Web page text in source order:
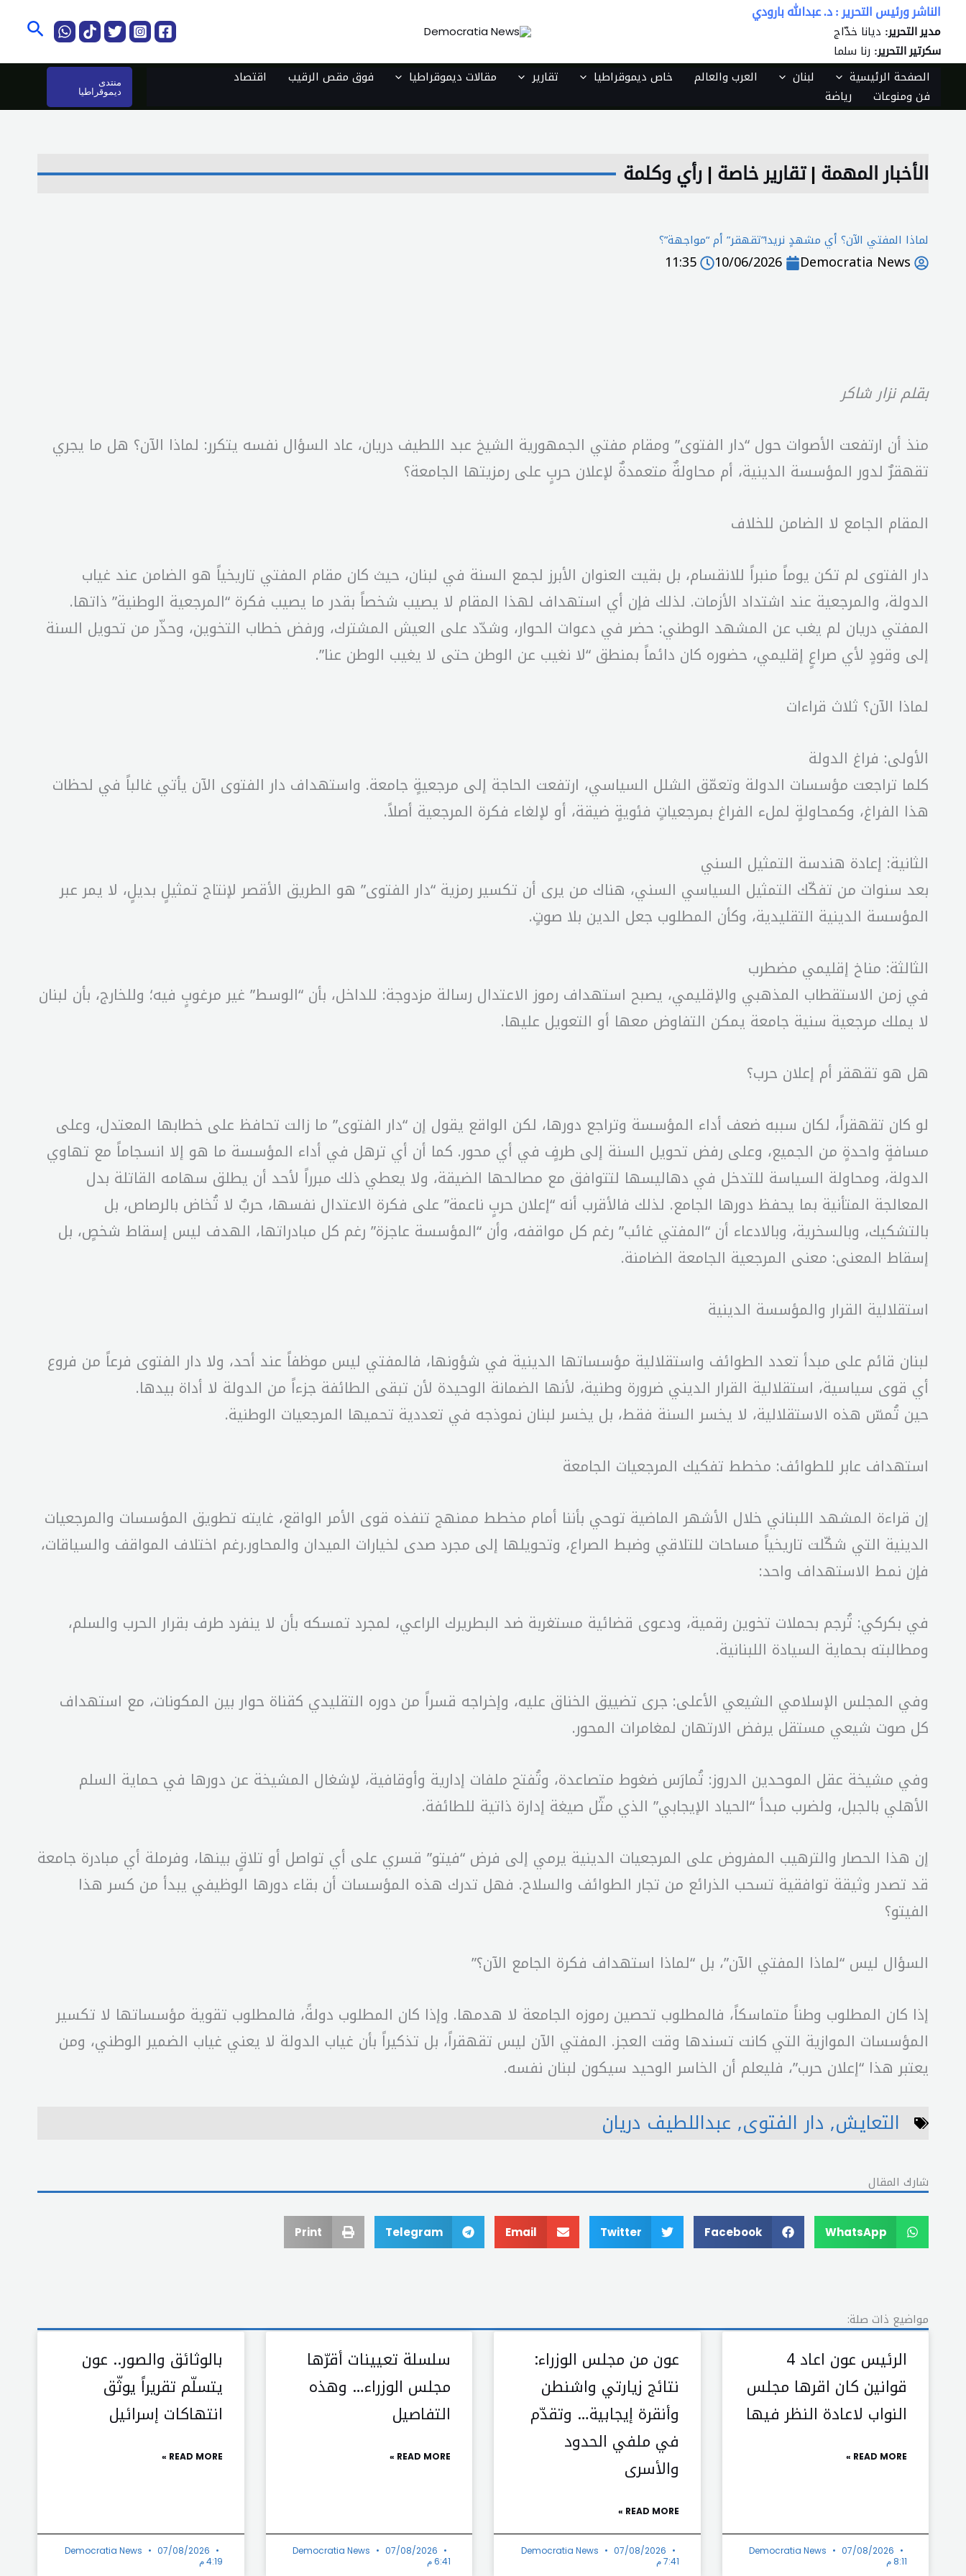
تخطي
المحتوى
الناشر ورئيس التحرير : د. عبدالله بارودي
مدير التحرير: ديانا خدّاج
سكرتير التحرير: رنا سلما
الصفحة الرئيسية لبنان العرب والعالم خاص ديموقراطيا تقارير مقالات ديموقراطيا فوق مقص الرقيب
اقتصاد
فن ومنوعات
رياضة
منتدى
ديموقراطيا
الأخبار المهمة |تقارير خاصة | رأي وكلمة
لماذا المفتي الآن؟ أي مشهدٍ نريد!”تقهقر” أم “مواجهة”؟
Democratia News
10/06/2026
11:35
بقلم نزار شاكر
منذ أن ارتفعت الأصوات حول “دار الفتوى” ومقام مفتي الجمهورية الشيخ عبد اللطيف دريان، عاد السؤال نفسه يتكرر: لماذا الآن؟ هل ما يجري
تقهقرٌ لدور المؤسسة الدينية، أم محاولةٌ متعمدةٌ لإعلان حربٍ على رمزيتها الجامعة؟
المقام الجامع لا الضامن للخلاف
دار الفتوى لم تكن يوماً منبراً للانقسام، بل بقيت العنوان الأبرز لجمع السنة في لبنان، حيث كان مقام المفتي تاريخياً هو الضامن عند غياب
الدولة، والمرجعية عند اشتداد الأزمات. لذلك فإن أي استهداف لهذا المقام لا يصيب شخصاً بقدر ما يصيب فكرة “المرجعية الوطنية” ذاتها.
المفتي دريان لم يغب عن المشهد الوطني: حضر في دعوات الحوار، وشدّد على العيش المشترك، ورفض خطاب التخوين، وحذّر من تحويل السنة
إلى وقودٍ لأي صراعٍ إقليمي، حضوره كان دائماً بمنطق “لا نغيب عن الوطن حتى لا يغيب الوطن عنا”.
لماذا الآن؟ ثلاث قراءات
الأولى: فراغ الدولة
كلما تراجعت مؤسسات الدولة وتعمّق الشلل السياسي، ارتفعت الحاجة إلى مرجعيةٍ جامعة. واستهداف دار الفتوى الآن يأتي غالباً في لحظات
هذا الفراغ، وكمحاولةٍ لملء الفراغ بمرجعياتٍ فئويةٍ ضيقة، أو لإلغاء فكرة المرجعية أصلاً.
الثانية: إعادة هندسة التمثيل السني
بعد سنوات من تفكّك التمثيل السياسي السني، هناك من يرى أن تكسير رمزية “دار الفتوى” هو الطريق الأقصر لإنتاج تمثيلٍ بديلٍ، لا يمر عبر
المؤسسة الدينية التقليدية، وكأن المطلوب جعل الدين بلا صوتٍ.
الثالثة: مناخ إقليمي مضطرب
في زمن الاستقطاب المذهبي والإقليمي، يصبح استهداف رموز الاعتدال رسالة مزدوجة: للداخل، بأن “الوسط” غير مرغوبٍ فيه؛ وللخارج، بأن لبنان
لا يملك مرجعية سنية جامعة يمكن التفاوض معها أو التعويل عليها.
هل هو تقهقر أم إعلان حرب؟
لو كان تقهقراً، لكان سببه ضعف أداء المؤسسة وتراجع دورها، لكن الواقع يقول إن “دار الفتوى” ما زالت تحافظ على خطابها المعتدل، وعلى
مسافةٍ واحدةٍ من الجميع، وعلى رفض تحويل السنة إلى طرفٍ في أي محور. كما أن أي ترهل في أداء المؤسسة ما هو إلا انسجاماً مع تهاوي
الدولة، ومحاولة السياسة للتدخل في دهاليسها لتتوافق مع مصالحها الضيقة، ولا يعطي ذلك مبرراً لأحد أن يطلق سهامه القاتلة بدل
المعالجة المتأنية بما يحفظ دورها الجامع. لذلك فالأقرب أنه “إعلان حربٍ ناعمة” على فكرة الاعتدال نفسها، حربٌ لا تُخاض بالرصاص، بل
بالتشكيك، وبالسخرية، وبالادعاء أن “المفتي غائب” رغم كل مواقفه، وأن “المؤسسة عاجزة” رغم كل مبادراتها، الهدف ليس إسقاط شخصٍ، بل
إسقاط المعنى: معنى المرجعية الجامعة الضامنة.
استقلالية القرار والمؤسسة الدينية
لبنان قائم على مبدأ تعدد الطوائف واستقلالية مؤسساتها الدينية في شؤونها، فالمفتي ليس موظفاً عند أحد، ولا دار الفتوى فرعاً من فروع
أي قوى سياسية، استقلالية القرار الديني ضرورة وطنية، لأنها الضمانة الوحيدة لأن تبقى الطائفة جزءاً من الدولة لا أداة بيدها.
حين تُمسّ هذه الاستقلالية، لا يخسر السنة فقط، بل يخسر لبنان نموذجه في تعددية تحميها المرجعيات الوطنية.
استهداف عابر للطوائف: مخطط تفكيك المرجعيات الجامعة
إن قراءة المشهد اللبناني خلال الأشهر الماضية توحي بأننا أمام مخطط ممنهج تنفذه قوى الأمر الواقع، غايته تطويق المؤسسات والمرجعيات
الدينية التي شكّلت تاريخياً مساحات للتلاقي وضبط الصراع، وتحويلها إلى مجرد صدى لخيارات الميدان والمحاور.رغم اختلاف المواقف والسياقات،
فإن نمط الاستهداف واحد:
في بكركي: تُرجم بحملات تخوين رقمية، ودعوى قضائية مستغربة ضد البطريرك الراعي، لمجرد تمسكه بأن لا ينفرد طرف بقرار الحرب والسلم،
ومطالبته بحماية السيادة اللبنانية.
وفي المجلس الإسلامي الشيعي الأعلى: جرى تضييق الخناق عليه، وإخراجه قسراً من دوره التقليدي كقناة حوار بين المكونات، مع استهداف
كل صوت شيعي مستقل يرفض الارتهان لمغامرات المحور.
وفي مشيخة عقل الموحدين الدروز: تُمارَس ضغوط متصاعدة، وتُفتح ملفات إدارية وأوقافية، لإشغال المشيخة عن دورها في حماية السلم
الأهلي بالجبل، ولضرب مبدأ “الحياد الإيجابي” الذي مثّل صيغة إدارة ذاتية للطائفة.
إن هذا الحصار والترهيب المفروض على المرجعيات الدينية يرمي إلى فرض “فيتو” قسري على أي تواصل أو تلاقٍ بينها، وفرملة أي مبادرة جامعة
قد تصدر وثيقة توافقية تسحب الذرائع من تجار الطوائف والسلاح. فهل تدرك هذه المؤسسات أن بقاء دورها الوظيفي يبدأ من كسر هذا
الفيتو؟
السؤال ليس “لماذا المفتي الآن”، بل “لماذا استهداف فكرة الجامع الآن؟”
إذا كان المطلوب وطناً متماسكاً، فالمطلوب تحصين رموزه الجامعة لا هدمها. وإذا كان المطلوب دولةً، فالمطلوب تقوية مؤسساتها لا تكسير
المؤسسات الموازية التي كانت تسندها وقت العجز. المفتي الآن ليس تقهقراً، بل تذكيراً بأن غياب الدولة لا يعني غياب الضمير الوطني، ومن
يعتبر هذا “إعلان حرب”، فليعلم أن الخاسر الوحيد سيكون لبنان نفسه.
التعايش, دار الفتوى, عبداللطيف دريان
شارك المقال
WhatsApp
Facebook
Twitter
Email
Telegram
Print
مواضيع ذات صلة:
الرئيس عون اعاد 4
قوانين كان اقرها مجلس
النواب لاعادة النظر فيها
READ MORE »
Democratia News
07/08/2026
8:11 م
عون من مجلس الوزراء:
نتائج زيارتي واشنطن
وأنقرة إيجابية… وتقدّم
في ملفي الحدود
والأسرى
READ MORE »
Democratia News
07/08/2026
7:41 م
سلسلة تعيينات أقرّها
مجلس الوزراء… وهذه
التفاصيل
READ MORE »
Democratia News
07/08/2026
6:41 م
بالوثائق والصور.. عون
يتسلّم تقريراً يوثّق
انتهاكات إسرائيل
READ MORE »
Democratia News
07/08/2026
4:19 م